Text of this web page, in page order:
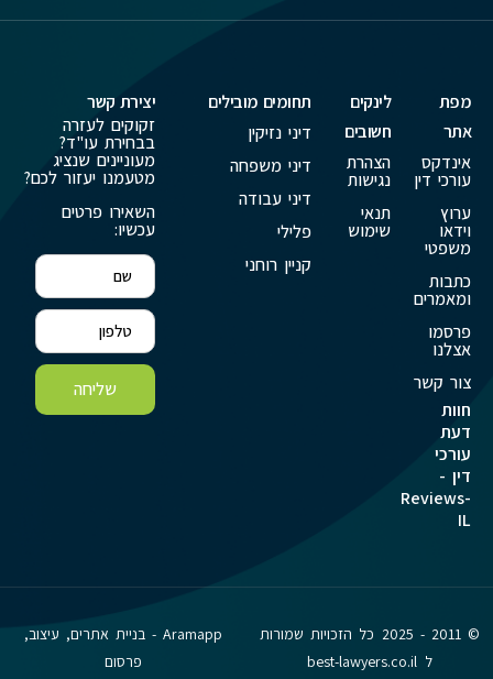
מפת
אתר
אינדקס
עורכי דין
ערוץ
וידאו
משפטי
כתבות
ומאמרים
פרסמו
אצלנו
צור קשר
חוות
דעת
עורכי
דין -
Reviews-
IL
לינקים
חשובים
הצהרת
נגישות
תנאי
שימוש
תחומים מובילים
דיני נזיקין
דיני משפחה
דיני עבודה
פלילי
קניין רוחני
יצירת קשר
זקוקים לעזרה
בבחירת עו"ד?
מעוניינים שנציג
מטעמנו יעזור לכם?
השאירו פרטים
עכשיו:
שליחה
© 2011 - 2025 כל הזכויות שמורות
ל best-lawyers.co.il
Aramapp - בניית אתרים, עיצוב,
פרסום